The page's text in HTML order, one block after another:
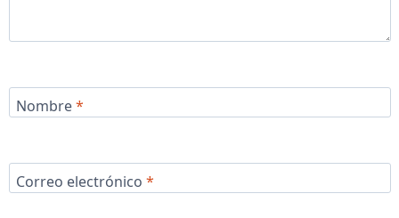
Nombre*
Correo electrónico *